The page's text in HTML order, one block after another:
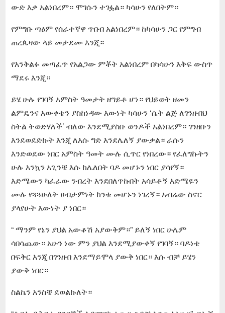
ውድ እቃ አልነበረም። ሞገሱን ተገፏል። ካሳሁን የለበትም።
የምግቡ ጣዕም የሰራተኛዋ ጥበብ አልነበረም። ከካሳሁን ጋር የምግብ
ጠረጴዛው ላይ መታደሙ እንጂ።
የእንቅልፉ መጣፈጥ የአልጋው ምቾት አልነበረም በካሳሁን እቅፍ ውስጥ
ማደሩ እንጂ።
ይሄ ሁሉ የገባኝ አምስት ዓመታት ዘግይቶ ሆነ። የህይወት ዘመን
ልምዴንና እውቀቴን ያስከነዳው እውነት ካሳሁን ‘ሴት ልጅ ለገንዘብህ
ስትል ትወድሃለች’ ብለው እንደሚያስቡ ወንዶች አልነበረም። ገንዘቡን
እንደወደድኩት እንጂ ለእሱ ግድ እንደሌለኝ ያውቃል። ራሱን
እንድወደው ነበር አምስት ዓመት ሙሉ ሲጥር የነበረው። የፈለግኩትን
ሁሉ እንኳን አጊንቼ እሱ ከሌለበት ባዶ መሆኑን ነበር ያሳየኝ።
እድሜውን ካፈራው ንብረት እንደበለጥኩበት አሳይቶኝ እድሜዬን
ሙሉ የጓጓሁለት ሀብታምነት ከንቱ መሆኑን ነገረኝ። አብሬው ስኖር
ያላየሁት እውነት ያ ነበር።
“ ማንም የኔን ያህል አውቆሽ አያውቅም።” ይለኝ ነበር ሁሌም
ሳበሳጨው። አሁን ነው ምን ያህል እንደሚያውቀኝ የገባኝ። ባዶነቴ
በፍቅር እንጂ በገንዘብ እንደማይሞላ ያውቅ ነበር። እሱ ብቻ ይሄን
ያውቅ ነበር።
ስልኬን አንስቼ ደወልኩለት።